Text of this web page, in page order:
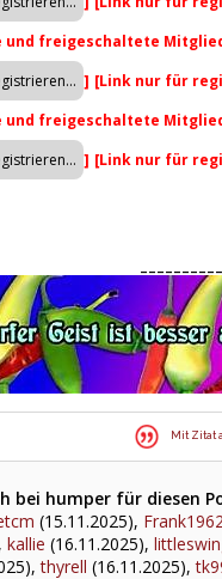
freigeschaltete
] [Link nur für
freigeschaltete
] [Link nur für
Mit Zitat
bei humper für diesen
(15.11.2025),
kallie (16.11.2025),
thyrell (16.11.2025),